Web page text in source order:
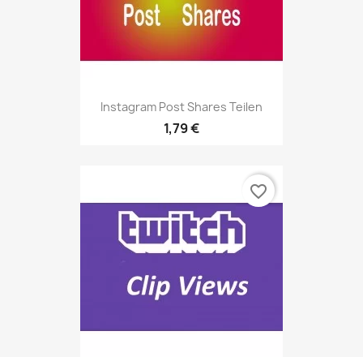
Instagram Post Shares Teilen
1,79 €
favorite_border